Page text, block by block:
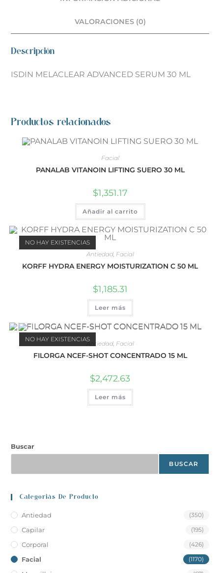
VALORACIONES (0)
Descripción
ISDIN MELACLEAR ADVANCED SERUM 30 ML
Productos relacionados
Facial
PANALAB VITANOIN LIFTING SUERO 30 ML
$1,351.17
Añadir al carrito
NO HAY EXISTENCIAS
Antiedad, Facial
KORFF HYDRA ENERGY MOISTURIZATION C 50 ML
$1,185.31
Leer más
NO HAY EXISTENCIAS
Antiedad, Facial
FILORGA NCEF-SHOT CONCENTRADO 15 ML
$2,472.63
Leer más
Buscar
BUSCAR
Categoriás De Producto
Antiedad (350)
Capilar (195)
Corporal (426)
Facial (1170)